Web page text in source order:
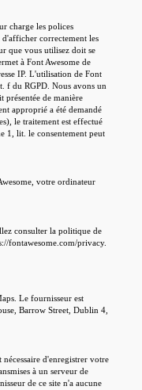
charge les polices
d'afficher correctement les
que vous utilisez doit se
à Font Awesome de
IP. L'utilisation de Font
f du RGPD. Nous avons un
présentée de manière
approprié a été demandé
le traitement est effectué
1, lit. le consentement peut
votre ordinateur
consulter la politique de
fontawesome.com/privacy.
Le fournisseur est
Barrow Street, Dublin 4,
d'enregistrer votre
à un serveur de
de ce site n'a aucune